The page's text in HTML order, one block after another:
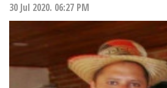
30 Jul 2020. 06:27 PM